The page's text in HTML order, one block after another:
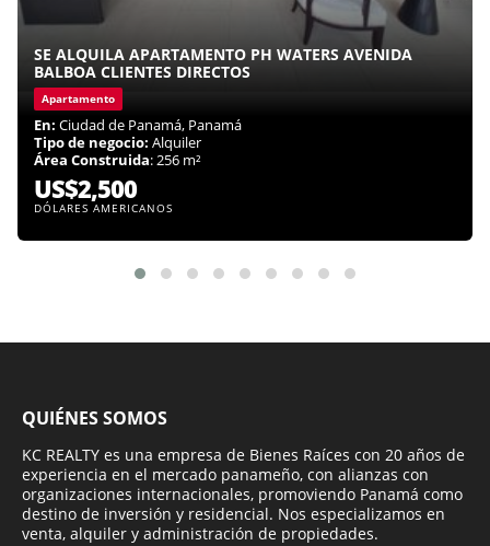
SE ALQUILA APARTAMENTO PH WATERS AVENIDA
BALBOA CLIENTES DIRECTOS
Apartamento
En: Ciudad de Panamá, Panamá
Tipo de negocio: Alquiler
Área Construida: 256 m²
US$2,500
DÓLARES AMERICANOS
QUIÉNES SOMOS
KC REALTY es una empresa de Bienes Raíces con 20 años de
experiencia en el mercado panameño, con alianzas con
organizaciones internacionales, promoviendo Panamá como
destino de inversión y residencial. Nos especializamos en
venta, alquiler y administración de propiedades.